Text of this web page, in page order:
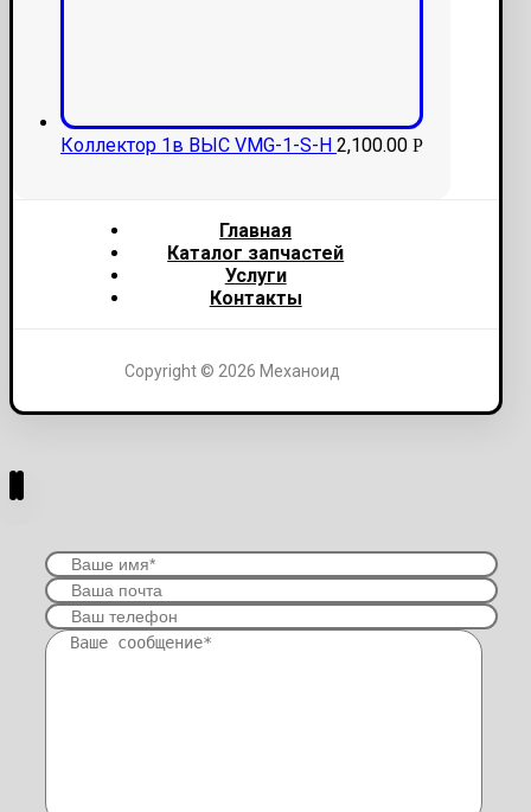
Коллектор 1в ВЫС VMG-1-S-Н 2,100.00 Р
Главная
Каталог запчастей
Услуги
Контакты
Copyright © 2026 Механоид